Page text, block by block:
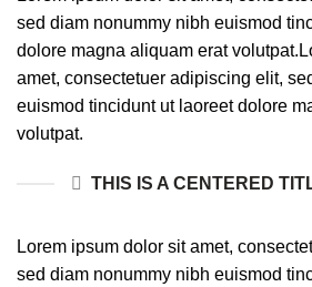
sed diam nonummy nibh euismod
dolore magna aliquam erat
amet, consectetuer adipiscing elit,
euismod tincidunt ut laoreet dolore
volutpat.
THIS IS A CENTERED
Lorem ipsum dolor sit amet,
sed diam nonummy nibh euismod